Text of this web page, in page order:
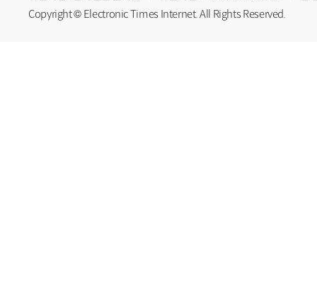
Copyright © Electronic Times Internet. All Rights Reserved.